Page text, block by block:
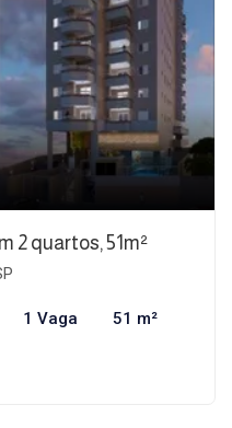
2 quartos, 51m²
1 Vaga 51 m²